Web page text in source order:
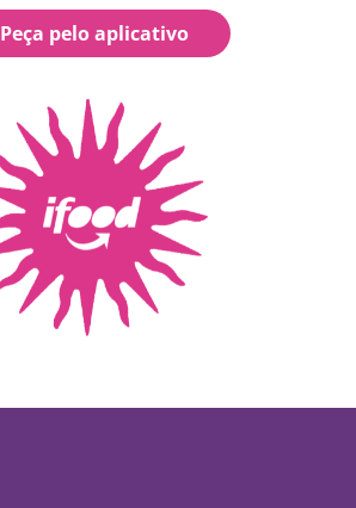
Peça pelo aplicativo